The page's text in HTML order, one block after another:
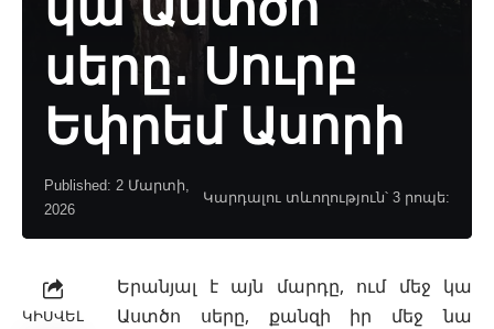
սերը․ Սուրբ
Եփրեմ Ասորի
Published: 2 Մարտի,
2026
Կարդալու տևողություն՝ 3 րոպե:
ԿԻՍՎԵԼ
Երանյալ է այն մարդը, ում մեջ կա
Աստծո սերը, քանզի իր մեջ նա